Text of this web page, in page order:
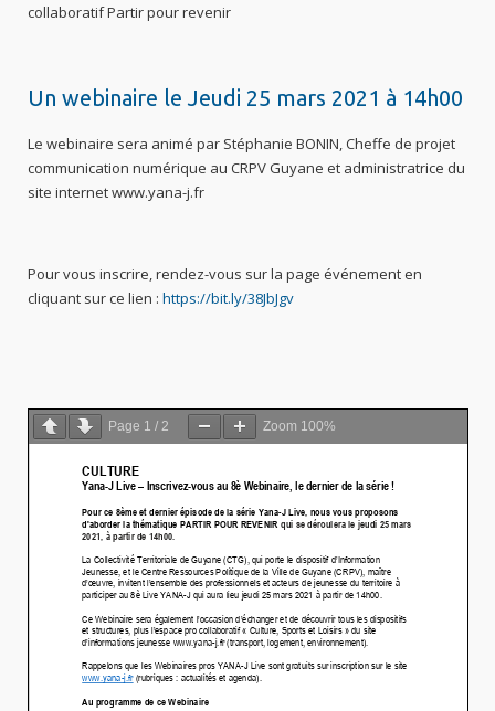
collaboratif Partir pour revenir
Un webinaire le Jeudi 25 mars 2021 à 14h00
Le webinaire sera animé par Stéphanie BONIN, Cheffe de projet
communication numérique au CRPV Guyane et administratrice du
site internet www.yana-j.fr
Pour vous inscrire, rendez-vous sur la page événement en
cliquant sur ce lien :https://bit.ly/38JbJgv
Page 1 /2 Zoom 100%